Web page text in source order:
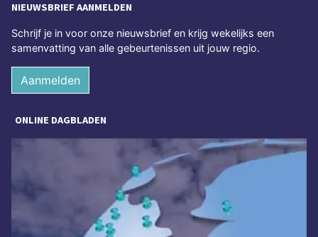
NIEUWSBRIEF AANMELDEN
Schrijf je in voor onze nieuwsbrief en krijg wekelijks een
samenvatting van alle gebeurtenissen uit jouw regio.
Aanmelden
ONLINE DAGBLADEN